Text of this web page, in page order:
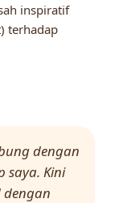
inspiratif
terhadap
dengan
saya. Kini